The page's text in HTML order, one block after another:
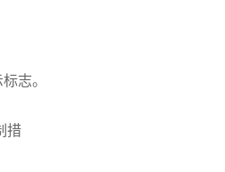
志。
措